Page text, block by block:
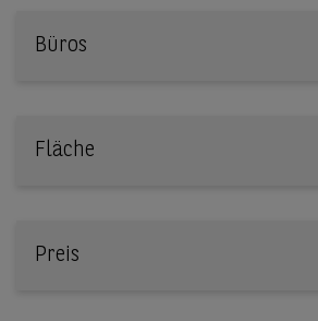
Büros
Fläche
Preis